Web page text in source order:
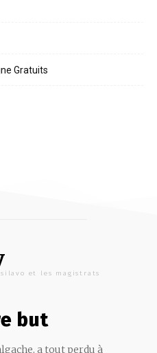
Gratuits
Tsilavo et les magistrats
but
a tout perdu à